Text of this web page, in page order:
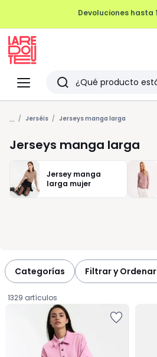
Menu
Redoute
Buscar
Últimos
artículos
vistos
... Jerséis Jerseys manga larga
Jerseys manga larga
Jersey manga
larga mujer
Categorías Filtrar y Ordenar
1329 artículos